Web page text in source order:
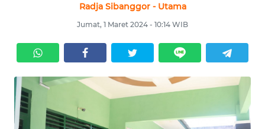
Radja Sibanggor - Utama
Jumat, 1 Maret 2024 - 10:14 WIB
SERBA-
SERBI
OPINI
Informasi